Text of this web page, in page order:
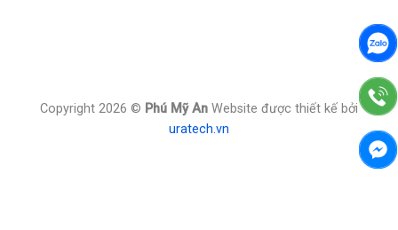
Copyright 2026 © Phú Mỹ An Website được thiết kế bởi
uratech.vn